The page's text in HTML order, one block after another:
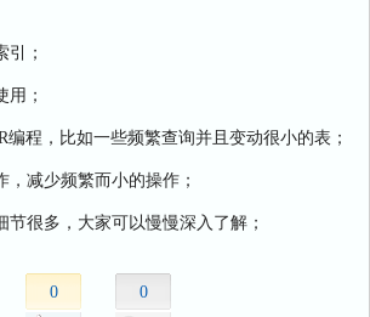
引；
用；
编程，比如一些频繁查询并且变动很小的表；
，减少频繁而小的操作；
节很多，大家可以慢慢深入了解；
0 0